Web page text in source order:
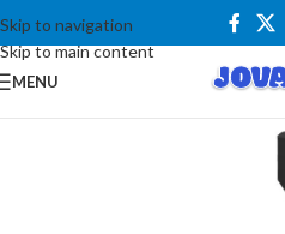
Skip to navigation
Skip to main content
MENU